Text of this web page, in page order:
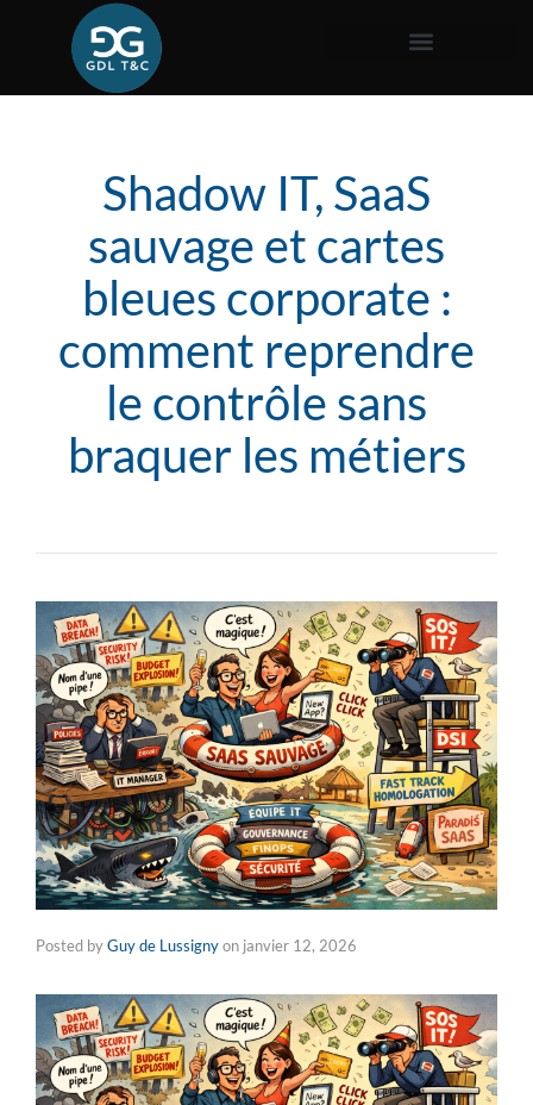
Shadow IT, SaaS
sauvage et cartes
bleues corporate :
comment reprendre
le contrôle sans
braquer les métiers
Posted byGuy de Lussignyon janvier 12, 2026